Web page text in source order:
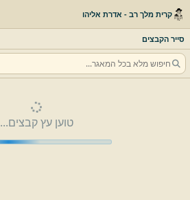
קרית מלך רב - אדרת אליהו
סייר הקבצים
טוען עץ קבצים...